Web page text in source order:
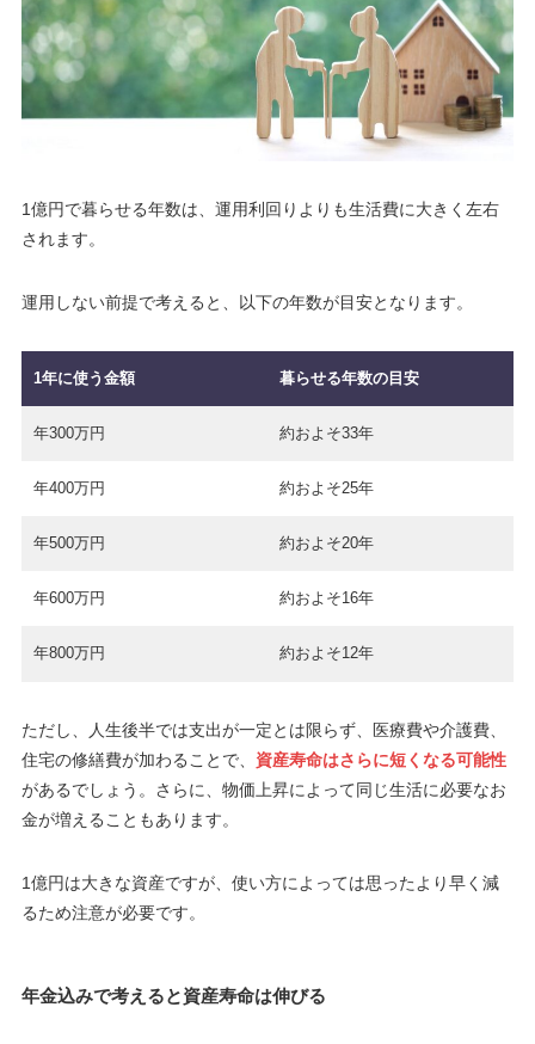
1億円で暮らせる年数は、運用利回りよりも生活費に大きく左右
されます。
運用しない前提で考えると、以下の年数が目安となります。
1年に使う金額 暮らせる年数の目安
年300万円 約およそ33年
年400万円 約およそ25年
年500万円 約およそ20年
年600万円 約およそ16年
年800万円 約およそ12年
ただし、人生後半では支出が一定とは限らず、医療費や介護費、
住宅の修繕費が加わることで、 資産寿命はさらに短くなる可能性
があるでしょう。さらに、物価上昇によって同じ生活に必要なお
金が増えることもあります。
1億円は大きな資産ですが、使い方によっては思ったより早く減
るため注意が必要です。
年金込みで考えると資産寿命は伸びる